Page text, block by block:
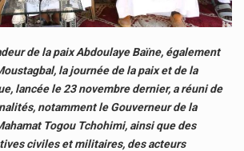
de la paix Abdoulaye Baïne, également
la journée de la paix et de la
lancée le 23 novembre dernier, a réuni de
notamment le Gouverneur de la
Togou Tchohimi, ainsi que des
civiles et militaires, des acteurs